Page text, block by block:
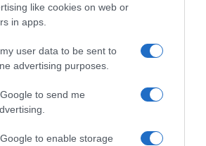
like cookies on web or
in apps.
user data to be sent to
advertising purposes.
to send me
to enable storage